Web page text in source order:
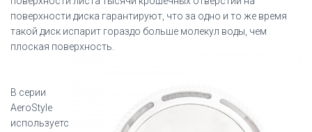
поверхности диска гарантируют, что за одно и то же время
такой диск испарит гораздо больше молекул воды, чем
плоская поверхность.
В серии
AeroStyle
используетс